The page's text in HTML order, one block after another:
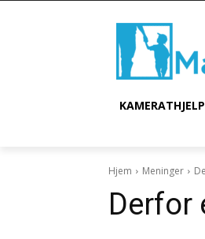
Hjem Meninger
Derfor